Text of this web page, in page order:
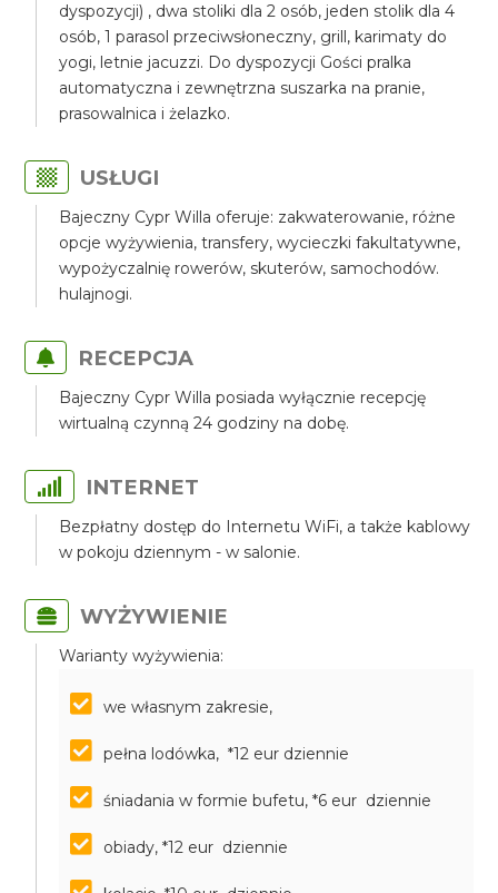
dyspozycji) , dwa stoliki dla 2 osób, jeden stolik dla 4
osób, 1 parasol przeciwsłoneczny, grill, karimaty do
yogi, letnie jacuzzi. Do dyspozycji Gości pralka
automatyczna i zewnętrzna suszarka na pranie,
prasowalnica i żelazko.
USŁUGI
Bajeczny Cypr Willa oferuje: zakwaterowanie, różne
opcje wyżywienia, transfery, wycieczki fakultatywne,
wypożyczalnię rowerów, skuterów, samochodów.
hulajnogi.
RECEPCJA
Bajeczny Cypr Willa posiada wyłącznie recepcję
wirtualną czynną 24 godziny na dobę.
INTERNET
Bezpłatny dostęp do Internetu WiFi, a także kablowy
w pokoju dziennym - w salonie.
WYŻYWIENIE
Warianty wyżywienia:
we własnym zakresie,
pełna lodówka, *12 eur dziennie
śniadania w formie bufetu, *6 eur dziennie
obiady, *12 eur dziennie